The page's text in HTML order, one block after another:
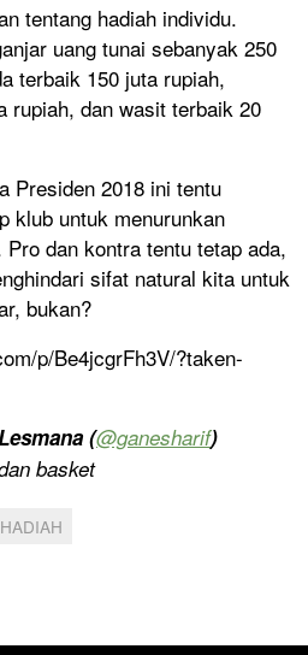
tentang hadiah individu.
uang tunai sebanyak 250
terbaik 150 juta rupiah,
rupiah, dan wasit terbaik 20
Presiden 2018 ini tentu
klub untuk menurunkan
dan kontra tentu tetap ada,
sifat natural kita untuk
bukan?
p/Be4jcgrFh3V/?taken-
(@ganesharif)
basket
HADIAH